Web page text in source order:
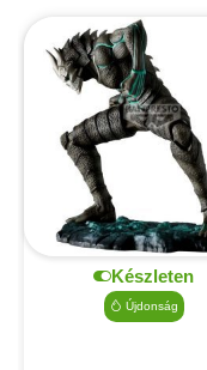
Készleten
Újdonság